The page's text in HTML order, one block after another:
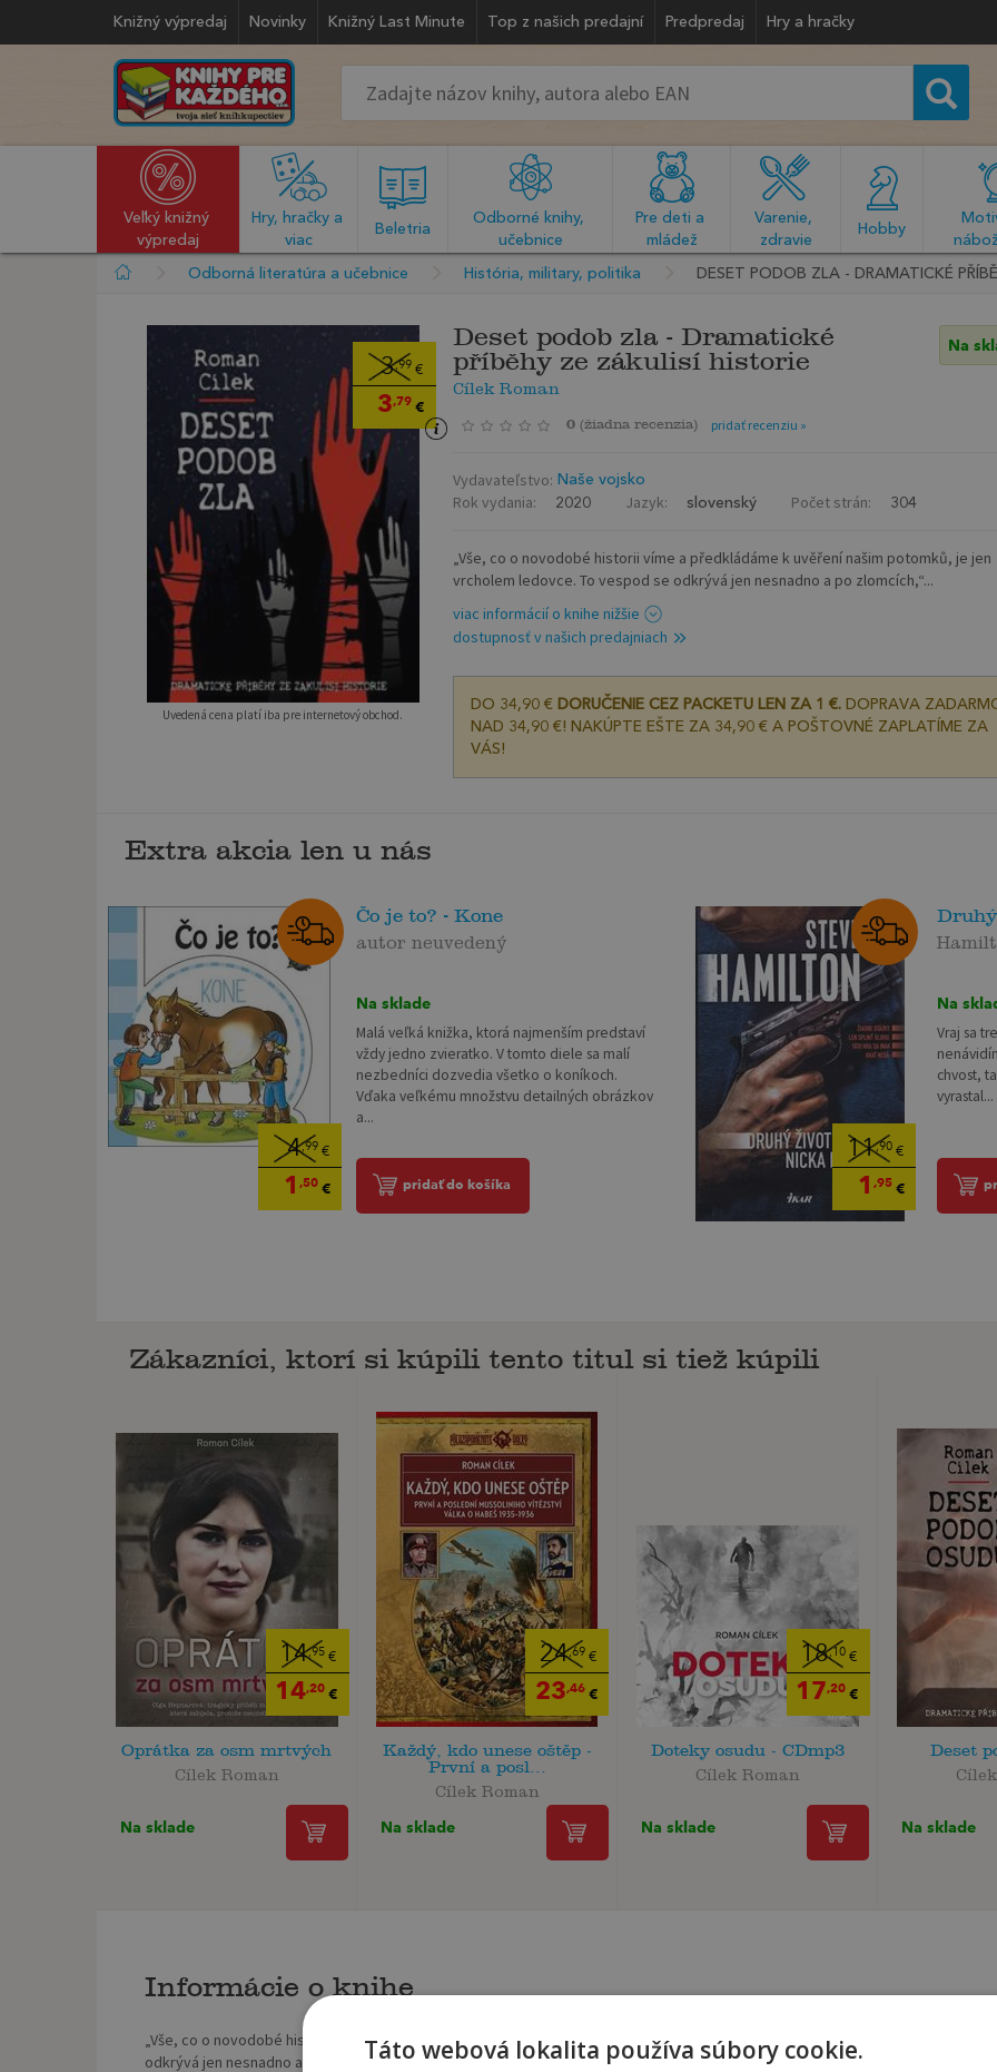
Knižný výpredaj Novinky Knižný Last Minute Top z našich predajní Predpredaj Hry a hračky
Veľký knižný
výpredaj
Hry, hračky a
viac
Beletria
Odborné knihy,
učebnice
Pre deti a
mládež
Varenie,
zdravie
Hobby
Odborná literatúra a učebnice História, military, politika DESET PODOB ZLA - DRAMATICKÉ
3,99 €
3,79 €
Uvedená cena platí iba pre internetový obchod.
Deset podob zla - Dramatické
příběhy ze zákulisí historie
Cílek Roman
Na
0 (žiadna recenzia) pridať recenziu »
Vydavateľstvo: Naše vojsko
Rok vydania: 2020 Jazyk: slovenský Počet strán: 304
„Vše, co o novodobé historii víme a předkládáme k uvěření našim potomků, je jen
vrcholem ledovce. To vespod se odkrývá jen nesnadno a po zlomcích,“...
viac informácií o knihe nižšie
dostupnosť v našich predajniach
DO 34,90 € DORUČENIE CEZ PACKETU LEN ZA 1 €.DOPRAVA
NAD 34,90 €! NAKÚPTE EŠTE ZA 34,90 € A POŠTOVNÉ ZAPLATÍME ZA
VÁS!
Extra akcia len u nás
4,99 €
1 ,50€
Čo je to? - Kone
autor neuvedený
Na sklade
Malá veľká knižka, ktorá najmenším predstaví
vždy jedno zvieratko. V tomto diele sa malí
nezbedníci dozvedia všetko o koníkoch.
Vďaka veľkému množstvu detailných obrázkov
a...
pridať do košíka
11,90€
1 ,95€
Na
Vraj sa
chvost,
vyrastal...
Zákazníci, ktorí si kúpili tento titul si tiež kúpili
14,95 €
14,20 €
Oprátka za osm mrtvých
Cílek Roman
Na sklade
24,69 €
23,46€
Každý, kdo unese oštěp -
První a posl...
Cílek Roman
Na sklade
18,10 €
17,20 €
Doteky osudu - CDmp3
Cílek Roman
Na sklade
Deset
Na sklade
Informácie o knihe
„Vše, co o novodobé historii víme a předkládáme k uvěření našim potomků, je jen vrcholem ledovce. To vespod se
odkrývá jen nesnadno a po zlomcích,“ tvrdil již před lety americký historik William L. Shirer, a i dnes je třeba mu dát za
Táto webová lokalita používa súbory cookie.